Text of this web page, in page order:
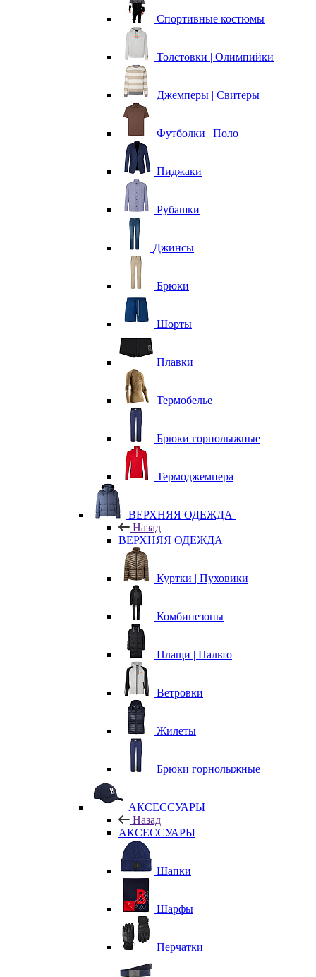
Спортивные костюмы
Толстовки | Олимпийки
Джемперы | Свитеры
Футболки | Поло
Пиджаки
Рубашки
Джинсы
Брюки
Шорты
Плавки
Термобелье
Брюки горнолыжные
Термоджемпера
ВЕРХНЯЯ ОДЕЖДА
Назад
ВЕРХНЯЯ ОДЕЖДА
Куртки | Пуховики
Комбинезоны
Плащи | Пальто
Ветровки
Жилеты
Брюки горнолыжные
АКСЕССУАРЫ
Назад
АКСЕССУАРЫ
Шапки
Шарфы
Перчатки